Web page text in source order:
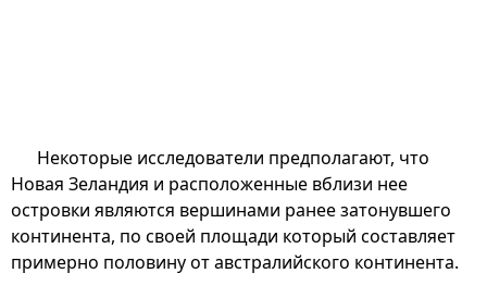
Некоторые исследователи предполагают, что
Новая Зеландия и расположенные вблизи нее
островки являются вершинами ранее затонувшего
континента, по своей площади который составляет
примерно половину от австралийского континента.